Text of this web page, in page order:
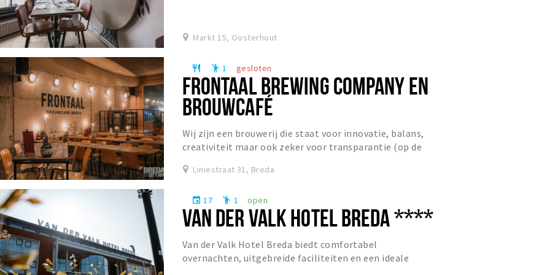
Markt 15, Oosterhout
restaurant emoji_people 1 gesloten
FRONTAAL BREWING COMPANY EN
BROUWCAFÉ
Wij zijn een brouwerij die staat voor innovatie, balans,
creativiteit maar ook zeker voor transparantie (op de
Liniestraat 31, Breda
event 17 emoji_people 1 open
VAN DER VALK HOTEL BREDA ****
Van der Valk Hotel Breda biedt comfortabel
overnachten, uitgebreide faciliteiten en een ideale